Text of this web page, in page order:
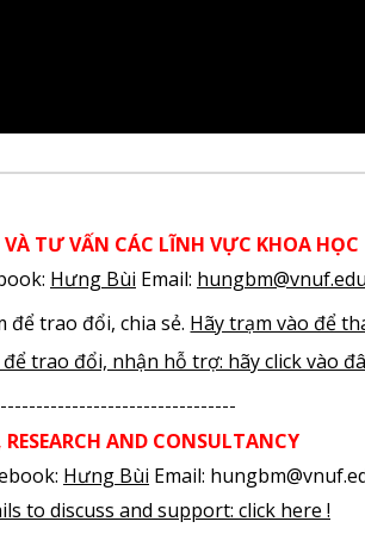
TƯ VẤN CÁC LĨNH VỰC KHOA HỌC
Hưng Bùi Email:
để trao đổi, chia sẻ. Hãy trạm vào để
để trao đổi, nhận hỗ trợ: hãy click vào
RESEARCH AND CONSULTANCY
Hưng Bùi Email:
to discuss and support: click here !